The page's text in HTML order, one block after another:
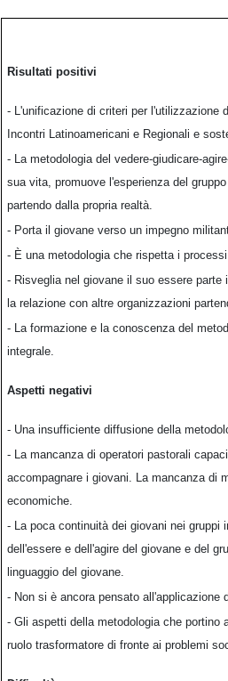
Risultati positivi
- L'unificazione di criteri per l'utilizzazione
Incontri Latinoamericani e Regionali e
- La metodologia del vedere-giudicare-
sua vita, promuove l'esperienza del
partendo dalla propria realtà.
- Porta il giovane verso un impegno
- È una metodologia che rispetta i
- Risveglia nel giovane il suo essere
la relazione con altre organizzazioni
- La formazione e la conoscenza del
integrale.
Aspetti negativi
- Una insufficiente diffusione della
- La mancanza di operatori pastorali
accompagnare i giovani. La mancanza di
economiche.
- La poca continuità dei giovani nei gruppi
dell'essere e dell'agire del giovane e del
linguaggio del giovane.
- Non si è ancora pensato all'applicazione
- Gli aspetti della metodologia che portino
ruolo trasformatore di fronte ai problemi